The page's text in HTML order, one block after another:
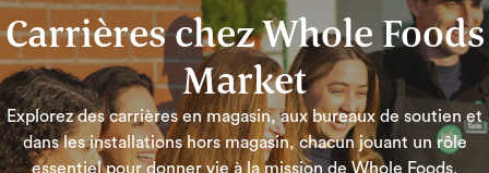
Carrières chez Whole Foods
Market
Explorez des carrières en magasin, aux bureaux de soutien et
dans les installations hors magasin, chacun jouant un rôle
essentiel pour donner vie à la mission de Whole Foods.